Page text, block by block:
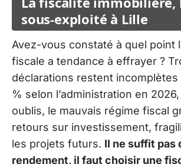
sous-exploité à Lille
Avez-vous constaté à quel point
fiscale a tendance à effrayer ?
déclarations restent incomplètes
% selon l’administration en
oublis, le mauvais régime fiscal
retours sur investissement,
les projets futurs. Il ne suffit pas
rendement, il faut choisir une